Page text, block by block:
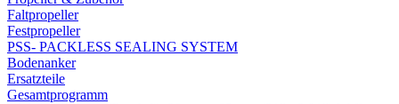
Faltpropeller
Festpropeller
PSS- PACKLESS SEALING SYSTEM
Bodenanker
Ersatzteile
Gesamtprogramm